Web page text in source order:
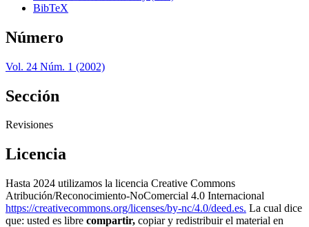
BibTeX
Número
Vol. 24 Núm. 1 (2002)
Sección
Revisiones
Licencia
Hasta 2024 utilizamos la licencia Creative Commons
Atribución/Reconocimiento-NoComercial 4.0 Internacional
https://creativecommons.org/licenses/by-nc/4.0/deed.es. La cual dice
que: usted es libre compartir, copiar y redistribuir el material en